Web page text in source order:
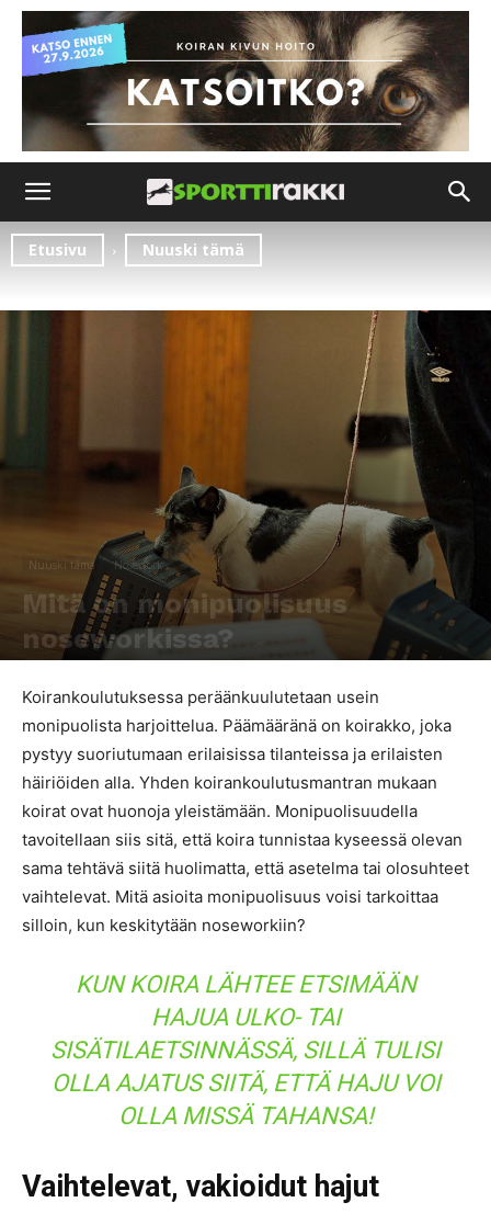
Etusivu Nuuski tämä
Nuuski tämä Nosework
Mitä on monipuolisuus
noseworkissa?
Koirankoulutuksessa peräänkuulutetaan usein
monipuolista harjoittelua. Päämääränä on koirakko, joka
pystyy suoriutumaan erilaisissa tilanteissa ja erilaisten
häiriöiden alla. Yhden koirankoulutusmantran mukaan
koirat ovat huonoja yleistämään. Monipuolisuudella
tavoitellaan siis sitä, että koira tunnistaa kyseessä olevan
sama tehtävä siitä huolimatta, että asetelma tai olosuhteet
vaihtelevat. Mitä asioita monipuolisuus voisi tarkoittaa
silloin, kun keskitytään noseworkiin?
KUN KOIRA LÄHTEE ETSIMÄÄN
HAJUA ULKO- TAI
SISÄTILAETSINNÄSSÄ, SILLÄ TULISI
OLLA AJATUS SIITÄ, ETTÄ HAJU VOI
OLLA MISSÄ TAHANSA!
Vaihtelevat, vakioidut hajut